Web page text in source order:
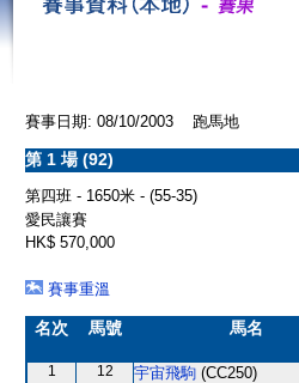
賽事日期: 08/10/2003 跑馬地
第 1 場 (92)
第四班 - 1650米 - (55-35)
愛民讓賽
HK$ 570,000
賽事重溫
名次 馬號 馬名
1 12 宇宙飛駒 (CC250)